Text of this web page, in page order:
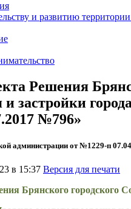
и развитию
Решения
и застройки
№796»
администрации от №1229-п
в 15:37 Версия для печати
Брянского городского